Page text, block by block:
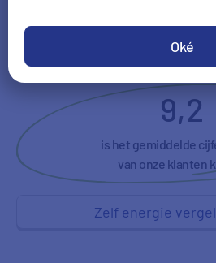
Oké
9,2
is het gemiddelde
van onze klanten
Zelf energie